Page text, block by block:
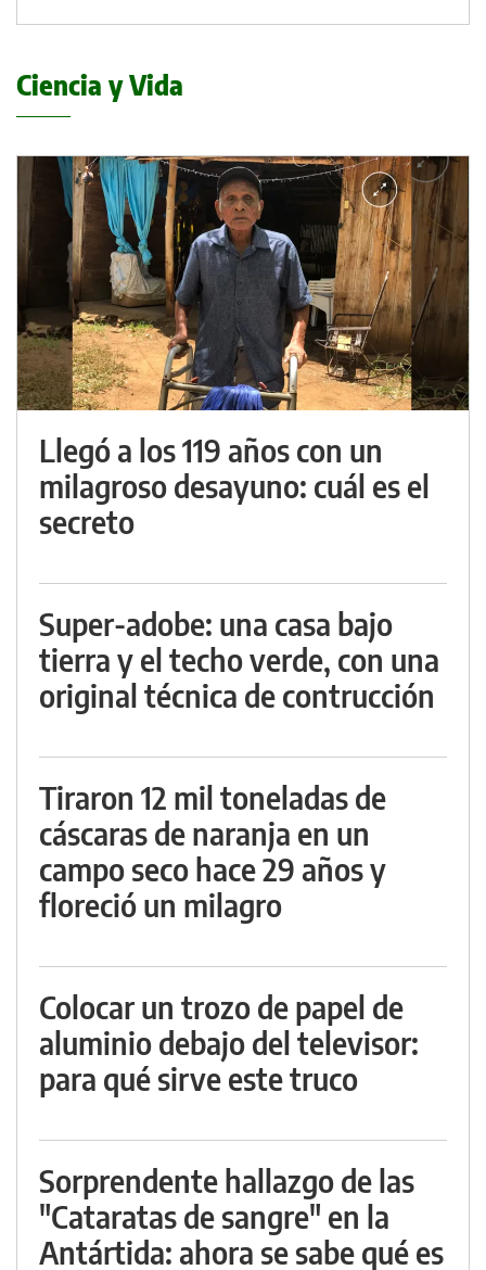
Ciencia y Vida
Llegó a los 119 años con un
milagroso desayuno: cuál es el
secreto
Super-adobe: una casa bajo
tierra y el techo verde, con una
original técnica de contrucción
Tiraron 12 mil toneladas de
cáscaras de naranja en un
campo seco hace 29 años y
floreció un milagro
Colocar un trozo de papel de
aluminio debajo del televisor:
para qué sirve este truco
Sorprendente hallazgo de las
"Cataratas de sangre" en la
Antártida: ahora se sabe qué es